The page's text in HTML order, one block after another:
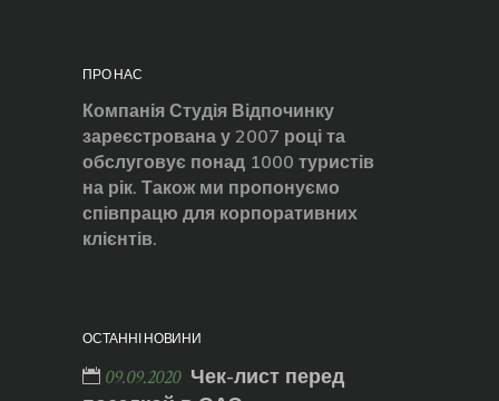
ПРО НАС
Компанія Студія Відпочинку
зареєстрована у 2007 році та
обслуговує понад 1000 туристів
на рік. Також ми пропонуємо
співпрацю для корпоративних
клієнтів.
ОСТАННІ НОВИНИ
09.09.2020 Чек-лист перед